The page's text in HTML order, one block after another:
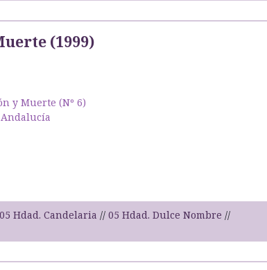
(1999)
y Muerte (Nº 6)
05 Hdad. Candelaria
05 Hdad. Dulce Nombre